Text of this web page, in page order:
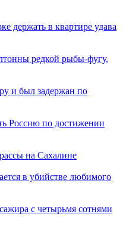
держать в квартире удава
редкой рыбы-фугу,
и был задержан по
Россию по достижении
на Сахалине
в убийстве любимого
с четырьмя сотнями